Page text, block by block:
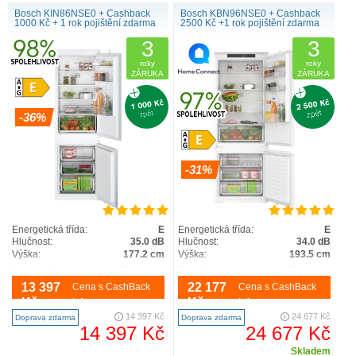
Bosch KIN86NSE0 + Cashback
1000 Kč + 1 rok pojištění zdarma
-36%
3
roky
ZÁRUKA
Energetická třída:
E
Hlučnost:
35.0 dB
Výška:
177.2 cm
mrazákem dole, 177.2 x 54.1 cm,
Pojezdy KIN86NSE0 Výkon a
spotřeba třída spotřeby energie: E
užitný objem celke..
13 397
Kč
Cena s CashBack
Info
Doprava zdarma 14 397 Kč
14 397 Kč
Bosch KBN96NSE0 + Cashback
2500 Kč +1 rok pojištění zdarma
-31%
3
roky
ZÁRUKA
Energetická třída:
E
Hlučnost:
34.0 dB
Výška:
193.5 cm
mrazákem dole, 193.5 x 69.1 cm,
Pojezdy KBN96NSE0 Výkon a
spotřeba třída spotřeby energie: E
užitný objem celke..
22 177
Kč
Cena s CashBack
Info
Doprava zdarma 24 677 Kč
24 677 Kč
Skladem